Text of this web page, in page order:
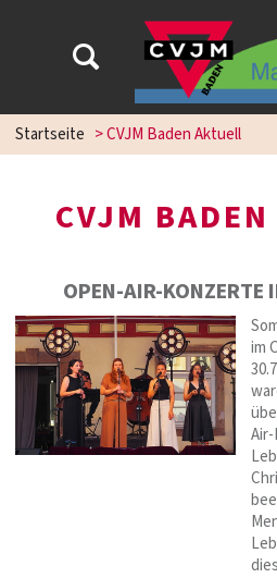
Startseite >CVJM Baden Aktuell
CVJM
OPEN-AIR-KONZERTE
im